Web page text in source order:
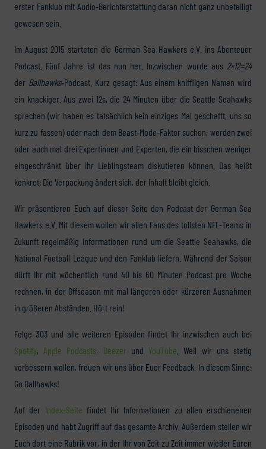
erster Fanklub mit Audio-Berichterstattung daran nicht ganz unbeteiligt
gewesen sein.
Im August 2015 starteten die German Sea Hawkers e.V. ins Abenteuer
Podcast. Fünf Jahre ist das nun her. Inzwischen wurde aus 2×12=24
der Ballhawks-Podcast. Kurz gesagt: Aus einem kniffligen Namen wird
ein knackiger. Aus zwei 12s, die 24 Minuten über die Seattle Seahawks
sprechen (wir haben es tatsächlich kein einziges Mal geschafft, uns so
kurz zu fassen) oder nach dem Beast-Mode-Faktor suchen, werden zwei
oder auch mal drei Expertinnen und Experten, die ein bisschen weniger
eingeschränkt über ihr Lieblingsteam diskutieren können. Das heißt
konkret: Die Verpackung ändert sich, der Inhalt bleibt gleich.
Wir präsentieren Euch auf dieser Seite den Podcast der German Sea
Hawkers e.V. Mit diesem wollen wir allen Fans des tollsten NFL-Teams in
Zukunft regelmäßig Informationen rund um die Seattle Seahawks, die
National Football League und den Fanklub liefern. Während der Saison
dürft Ihr mit wöchentlich rund 40 bis 60 Minuten Podcast pro Woche
rechnen, in der Offseason mit mal längeren oder kürzeren Ausnahmen
in größeren Abständen. Hört rein!
Folge 303 und alle weiteren Episoden findet Ihr inzwischen auch bei
Spotify,Apple Podcasts, Deezer und YouTube . Weil wir uns stetig
verbessern wollen, freuen wir uns über Euer Feedback. In diesem Sinne:
Go Ballhawks!
Auf der Index-Seite findet Ihr Informationen zu allen erschienenen
Episoden und habt Zugriff auf das gesamte Archiv. Außerdem stellen wir
Euch dort eine Rubrik vor, in der Ihr von Zeit zu Zeit immer wieder Euren